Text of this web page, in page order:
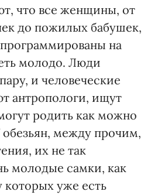
что все женщины, от
до пожилых бабушек,
на
молодо. Люди
и человеческие
антропологи, ищут
родить как можно
между прочим,
их не так
молодые самки, как
которых уже есть